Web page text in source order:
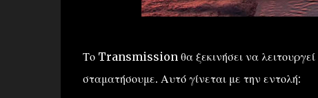
Το Transmission θα ξεκινήσει να
σταματήσουμε. Αυτό γίνεται με την εντολή: